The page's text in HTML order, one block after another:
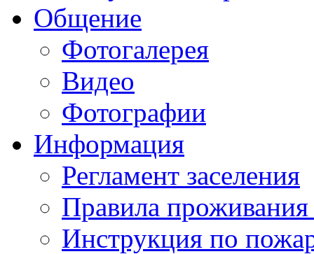
Общение
Фотогалерея
Видео
Фотографии
Информация
Регламент заселения
Правила
Инструкция по